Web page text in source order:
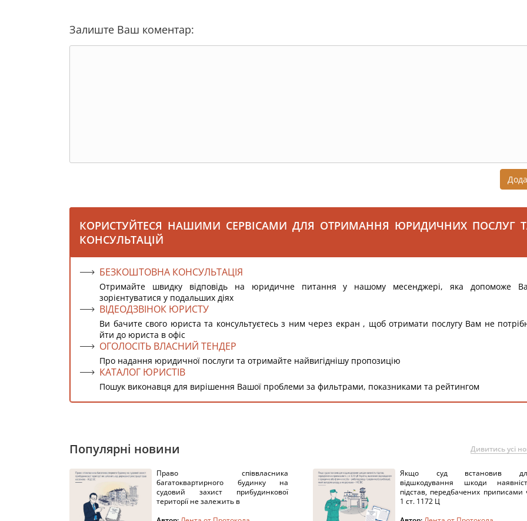
Залиште Ваш коментар:
КОРИСТУЙТЕСЯ НАШИМИ СЕРВІСАМИ ДЛЯ ОТРИМАННЯ ЮРИДИЧНИХ ПОСЛУГ
КОНСУЛЬТАЦІЙ
БЕЗКОШТОВНА КОНСУЛЬТАЦІЯ
Отримайте швидку відповідь на юридичне питання у нашому месенджері, яка допоможе
зорієнтуватися у подальших діях
ВІДЕОДЗВІНОК ЮРИСТУ
Ви бачите свого юриста та консультуєтесь з ним через екран , щоб отримати послугу Вам не
йти до юриста в офіс
ОГОЛОСІТЬ ВЛАСНИЙ ТЕНДЕР
Про надання юридичної послуги та отримайте найвигіднішу пропозицію
КАТАЛОГ ЮРИСТІВ
Пошук виконавця для вирішення Вашої проблеми за фильтрами, показниками та рейтингом
Популярні новини Дивитись усі
Право співвласника
багатоквартирного будинку на
судовий захист прибудинкової
території не залежить в
Якщо суд встановив
відшкодування шкоди
підстав, передбачених приписами
1 ст. 1172 Ц